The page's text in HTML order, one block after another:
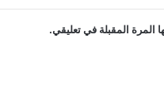
المرة المقبلة في تعليقي.